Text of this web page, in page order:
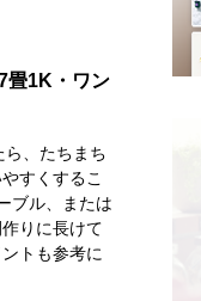
畳1K・ワン
ら、たちまち
すくするこ
ブル、または
りに長けて
トも参考に